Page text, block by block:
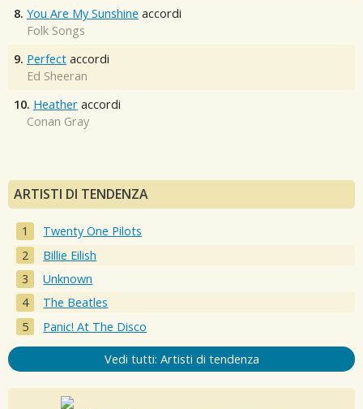
8. You Are My Sunshine accordi
Folk Songs
9. Perfect accordi
Ed Sheeran
10. Heather accordi
Conan Gray
ARTISTI DI TENDENZA
Twenty One Pilots
Billie Eilish
Unknown
The Beatles
Panic! At The Disco
Vedi tutti: Artisti di tendenza